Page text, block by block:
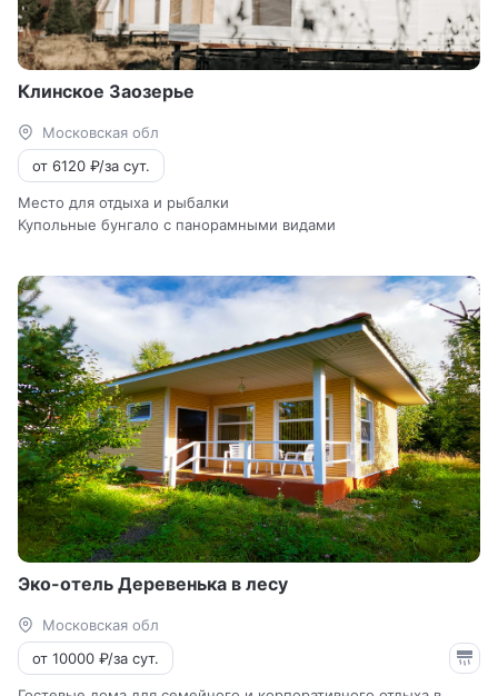
Клинское Заозерье
Московская обл
от 6120 ₽/за сут.
Место для отдыха и рыбалки
Купольные бунгало с панорамными видами
Эко-отель Деревенька в лесу
Московская обл
от 10000 ₽/за сут.